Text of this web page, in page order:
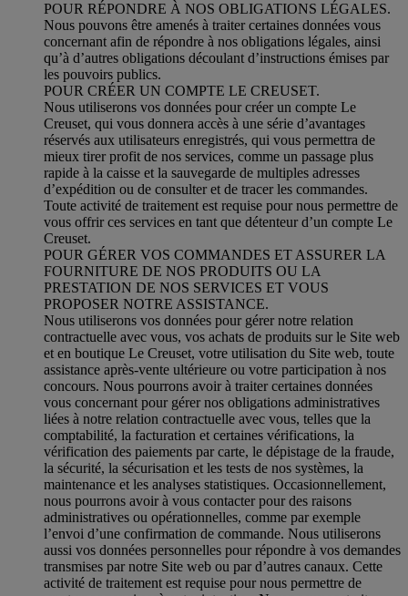
POUR RÉPONDRE À NOS OBLIGATIONS LÉGALES.
Nous pouvons être amenés à traiter certaines données vous
concernant afin de répondre à nos obligations légales, ainsi
qu’à d’autres obligations découlant d’instructions émises par
les pouvoirs publics.
POUR CRÉER UN COMPTE LE CREUSET.
Nous utiliserons vos données pour créer un compte Le
Creuset, qui vous donnera accès à une série d’avantages
réservés aux utilisateurs enregistrés, qui vous permettra de
mieux tirer profit de nos services, comme un passage plus
rapide à la caisse et la sauvegarde de multiples adresses
d’expédition ou de consulter et de tracer les commandes.
Toute activité de traitement est requise pour nous permettre de
vous offrir ces services en tant que détenteur d’un compte Le
Creuset.
POUR GÉRER VOS COMMANDES ET ASSURER LA
FOURNITURE DE NOS PRODUITS OU LA
PRESTATION DE NOS SERVICES ET VOUS
PROPOSER NOTRE ASSISTANCE.
Nous utiliserons vos données pour gérer notre relation
contractuelle avec vous, vos achats de produits sur le Site web
et en boutique Le Creuset, votre utilisation du Site web, toute
assistance après-vente ultérieure ou votre participation à nos
concours. Nous pourrons avoir à traiter certaines données
vous concernant pour gérer nos obligations administratives
liées à notre relation contractuelle avec vous, telles que la
comptabilité, la facturation et certaines vérifications, la
vérification des paiements par carte, le dépistage de la fraude,
la sécurité, la sécurisation et les tests de nos systèmes, la
maintenance et les analyses statistiques. Occasionnellement,
nous pourrons avoir à vous contacter pour des raisons
administratives ou opérationnelles, comme par exemple
l’envoi d’une confirmation de commande. Nous utiliserons
aussi vos données personnelles pour répondre à vos demandes
transmises par notre Site web ou par d’autres canaux. Cette
activité de traitement est requise pour nous permettre de